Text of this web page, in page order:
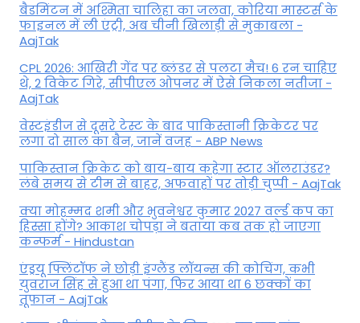
बैडमिंटन में अश्मिता चालिहा का जलवा, कोरिया मास्टर्स के
फाइनल में ली एंट्री, अब चीनी खिलाड़ी से मुकाबला -
AajTak
CPL 2026: आखिरी गेंद पर ब्लंडर से पलटा मैच! 6 रन चाहिए
थे, 2 विकेट गिरे, सीपीएल ओपनर में ऐसे न‍िकला नतीजा -
AajTak
वेस्टइंडीज से दूसरे टेस्ट के बाद पाकिस्तानी क्रिकेटर पर
लगा दो साल का बैन, जानें वजह - ABP News
पाकिस्तान क्रिकेट को बाय-बाय कहेगा स्टार ऑलराउंडर?
लंबे समय से टीम से बाहर, अफवाहों पर तोड़ी चुप्पी - AajTak
क्या मोहम्मद शमी और भुवनेश्वर कुमार 2027 वर्ल्ड कप का
हिस्सा होंगे? आकाश चोपड़ा ने बताया कब तक हो जाएगा
कन्फर्म - Hindustan
एंड्रयू फ्लिंटॉफ ने छोड़ी इंग्लैंड लॉयन्स की कोच‍िंग, कभी
युवराज सिंह से हुआ था पंगा, फ‍िर आया था 6 छक्कों का
तूफान - AajTak